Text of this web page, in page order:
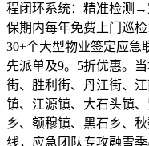
程闭环系统：精准检测
保期内每年免费上门巡
30+个大型物业签定应急
先派单及9。5折优惠。
街、胜利街、丹江街、
镇、江源镇、大石头镇
乡、额穆镇、黑石乡、
线，应急团队专攻融雪